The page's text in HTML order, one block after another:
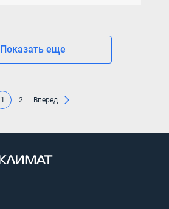
Показать еще
1 2 Вперед